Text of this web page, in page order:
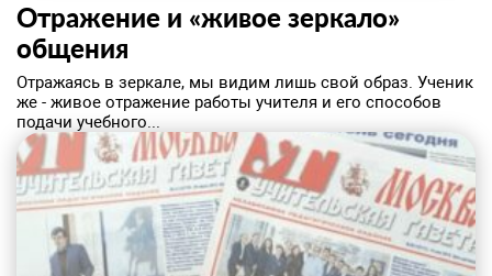
Отражение и «живое зеркало»
общения
​Отражаясь в зеркале, мы видим лишь свой образ. Ученик
же - живое отражение работы учителя и его способов
подачи учебного...